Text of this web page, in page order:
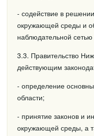
- содействие в
окружающей среды и
наблюдательной
3.3. Правительство
действующим
- определение
области;
- принятие законов и
окружающей среды, а